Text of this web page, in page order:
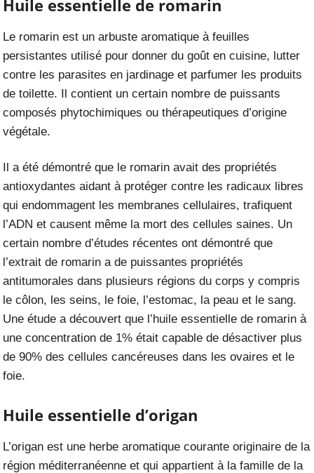
Huile essentielle de romarin
Le romarin est un arbuste aromatique à feuilles
persistantes utilisé pour donner du goût en cuisine, lutter
contre les parasites en jardinage et parfumer les produits
de toilette. Il contient un certain nombre de puissants
composés phytochimiques ou thérapeutiques d’origine
végétale.
Il a été démontré que le romarin avait des propriétés
antioxydantes aidant à protéger contre les radicaux libres
qui endommagent les membranes cellulaires, trafiquent
l’ADN et causent même la mort des cellules saines. Un
certain nombre d’études récentes ont démontré que
l’extrait de romarin a de puissantes propriétés
antitumorales dans plusieurs régions du corps y compris
le côlon, les seins, le foie, l’estomac, la peau et le sang.
Une étude a découvert que l’huile essentielle de romarin à
une concentration de 1% était capable de désactiver plus
de 90% des cellules cancéreuses dans les ovaires et le
foie.
Huile essentielle d’origan
L’origan est une herbe aromatique courante originaire de la
région méditerranéenne et qui appartient à la famille de la